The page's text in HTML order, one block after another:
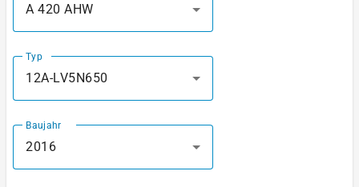
A 420 AHW
Typ
12A-LV5N650
Baujahr
2016